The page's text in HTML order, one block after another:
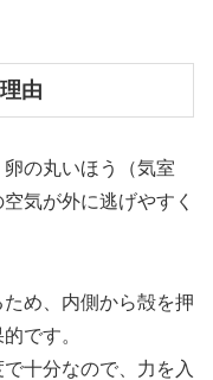
由
の丸いほう（気室
気が外に逃げやすく
め、内側から殻を押
です。
十分なので、力を入